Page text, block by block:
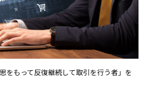
をもって反復継続して取引を行う者」を